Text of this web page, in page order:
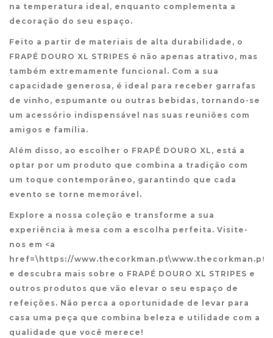
na temperatura ideal, enquanto complementa a
decoração do seu espaço.
Feito a partir de materiais de alta durabilidade, o
FRAPÉ DOURO XL STRIPES é não apenas atrativo, mas
também extremamente funcional. Com a sua
capacidade generosa, é ideal para receber garrafas
de vinho, espumante ou outras bebidas, tornando-se
um acessório indispensável nas suas reuniões com
amigos e família.
Além disso, ao escolher o FRAPÉ DOURO XL, está a
optar por um produto que combina a tradição com
um toque contemporâneo, garantindo que cada
evento se torne memorável.
Explore a nossa coleção e transforme a sua
experiência à mesa com a escolha perfeita. Visite-
nos em <a
href=\https://www.thecorkman.pt\www.thecorkman.pt
e descubra mais sobre o FRAPÉ DOURO XL STRIPES e
outros produtos que vão elevar o seu espaço de
refeições. Não perca a oportunidade de levar para
casa uma peça que combina beleza e utilidade com a
qualidade que você merece!